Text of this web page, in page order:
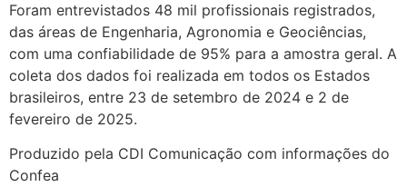
Foram entrevistados 48 mil profissionais registrados,
das áreas de Engenharia, Agronomia e Geociências,
com uma confiabilidade de 95% para a amostra geral. A
coleta dos dados foi realizada em todos os Estados
brasileiros, entre 23 de setembro de 2024 e 2 de
fevereiro de 2025.
Produzido pela CDI Comunicação com informações do
Confea